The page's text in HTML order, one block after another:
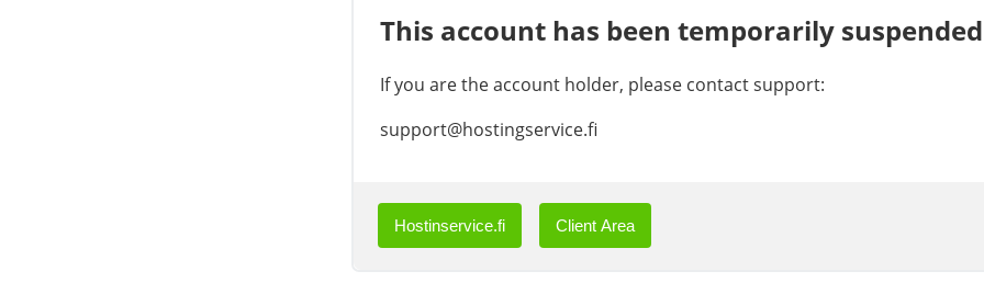
This account has been temporarily
If you are the account holder, please contact support:
support@hostingservice.fi
Hostinservice.fi Client Area